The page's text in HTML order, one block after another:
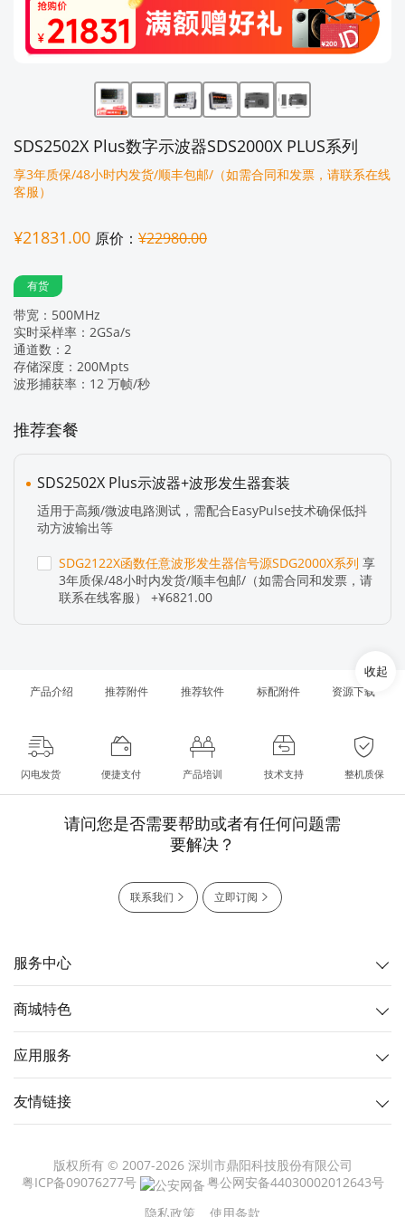
SDS2502X Plus数字示波器SDS2000X PLUS系列
享3年质保/48小时内发货/顺丰包邮/（如需合同和发票，请联系在线
客服）
¥21831.00 原价： ¥22980.00
有货
带宽：500MHz
实时采样率：2GSa/s
通道数：2
存储深度：200Mpts
波形捕获率：12 万帧/秒
推荐套餐
SDS2502X Plus示波器+波形发生器套装
适用于高频/微波电路测试，需配合EasyPulse技术确保低抖
动方波输出等
SDG2122X函数任意波形发生器信号源SDG2000X系列 享
3年质保/48小时内发货/顺丰包邮/（如需合同和发票，请
联系在线客服） +¥6821.00
产品介绍 推荐附件 推荐软件 标配附件 资源下载
闪电发货 便捷支付 产品培训 技术支持 整机质保
请问您是否需要帮助或者有任何问题需
要解决？
联系我们 立即订阅
服务中心
商城特色
应用服务
友情链接
版权所有 © 2007-2026 深圳市鼎阳科技股份有限公司
粤ICP备09076277号
粤公网安备44030002012643号
隐私政策
使用条款
收起